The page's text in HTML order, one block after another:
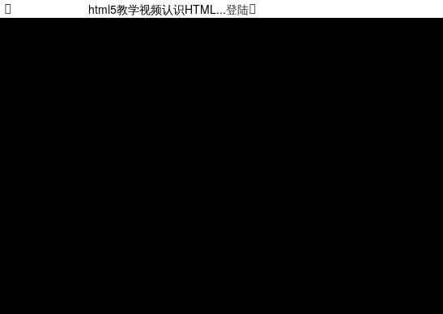
html5教学视频认识HTML...登陆